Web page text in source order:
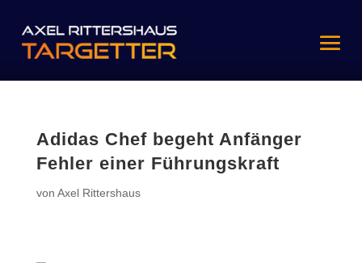
Adidas Chef begeht Anfänger
Fehler einer Führungskraft
von Axel Rittershaus